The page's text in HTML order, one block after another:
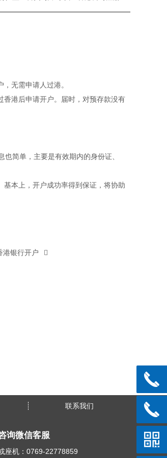
无需申请人过港。
港后申请开户。届时，对预存款没有
简单，主要是有效期内的身份证、
本上，开户成功率得到保证，将协助
港银行开户
联系我们
询微信客服
座机：0769-22778859